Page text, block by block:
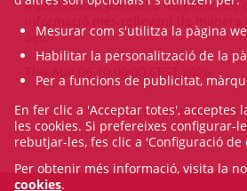
Aquest canal permet a les persones
àgil.
Thu Aug 06 10:00:00 CEST 2026
VEURE TOTES LES
Mesurar com s'utilitza la pàgina
Habilitar la personalització de la
Per a funcions de publicitat,
En fer clic a 'Acceptar totes', acceptes
les cookies. Si prefereixes configurar-
rebutjar-les, fes clic a 'Configuració de
Per obtenir més informació, visita la
cookies.